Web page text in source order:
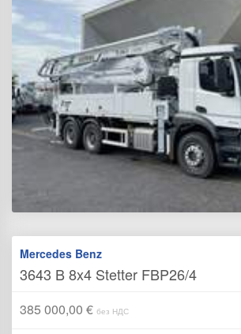
Mercedes Benz
3643 B 8x4 Stetter FBP26/4
385 000,00 € без НДС